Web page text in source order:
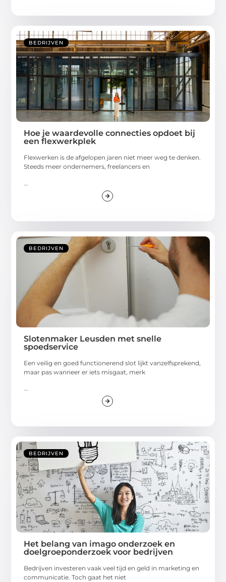
BEDRIJVEN
Hoe je waardevolle connecties opdoet bij
een flexwerkplek
Flexwerken is de afgelopen jaren niet meer weg te denken.
Steeds meer ondernemers, freelancers en
BEDRIJVEN
Slotenmaker Leusden met snelle
spoedservice
Een veilig en goed functionerend slot lijkt vanzelfsprekend,
maar pas wanneer er iets misgaat, merk
...
BEDRIJVEN
Het belang van imago onderzoek en
doelgroeponderzoek voor bedrijven
Bedrijven investeren vaak veel tijd en geld in marketing en
communicatie. Toch gaat het niet